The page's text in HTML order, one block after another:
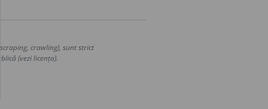
crawling), sunt strict
(vezi licența).